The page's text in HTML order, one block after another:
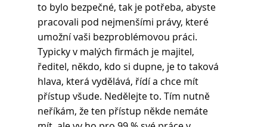
to bylo bezpečné, tak je potřeba, abyste
pracovali pod nejmenšími právy, které
umožní vaši bezproblémovou práci.
Typicky v malých firmách je majitel,
ředitel, někdo, kdo si dupne, je to taková
hlava, která vydělává, řídí a chce mít
přístup všude. Nedělejte to. Tím nutně
neříkám, že ten přístup někde nemáte